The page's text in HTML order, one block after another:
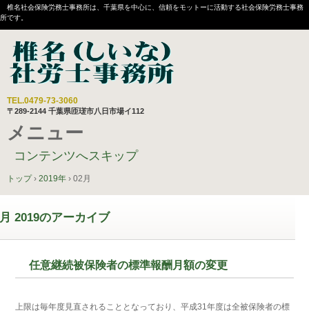
椎名社会保険労務士事務所は、千葉県を中心に、信頼をモットーに活動する社会保険労務士事務
所です。
TEL.0479-73-3060
〒289-2144 千葉県匝瑳市八日市場イ112
メニュー
コンテンツへスキップ
トップ › 2019年 › 02月
2019のアーカイブ
任意継続被保険者の標準報酬月額の変更
上限は毎年度見直されることとなっており、平成31年度は全被保険者の標